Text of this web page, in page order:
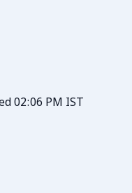
02:06 PM IST